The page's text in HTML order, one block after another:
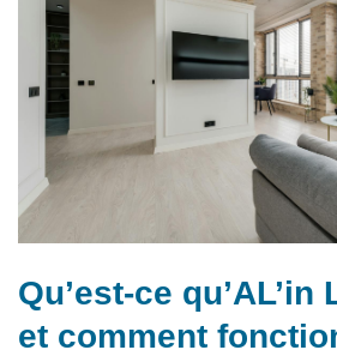
Qu’est-ce qu’AL’in
et comment